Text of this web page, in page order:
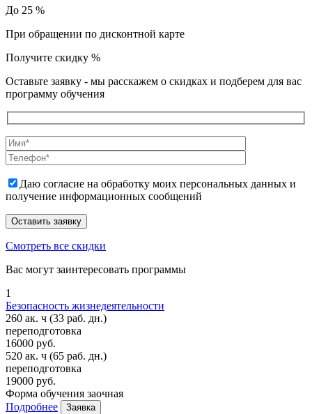
До 25 %
При обращении по дисконтной карте
Получите скидку %
Оставьте заявку - мы расскажем о скидках и подберем для вас
программу обучения
Даю согласие на обработку моих персональных данных и
получение информационных сообщений
Смотреть все скидки
Вас могут заинтересовать программы
1
Безопасность жизнедеятельности
260 ак. ч (33 раб. дн.)
переподготовка
16000 руб.
520 ак. ч (65 раб. дн.)
переподготовка
19000 руб.
Форма обучения заочная
Подробнее
Заявка